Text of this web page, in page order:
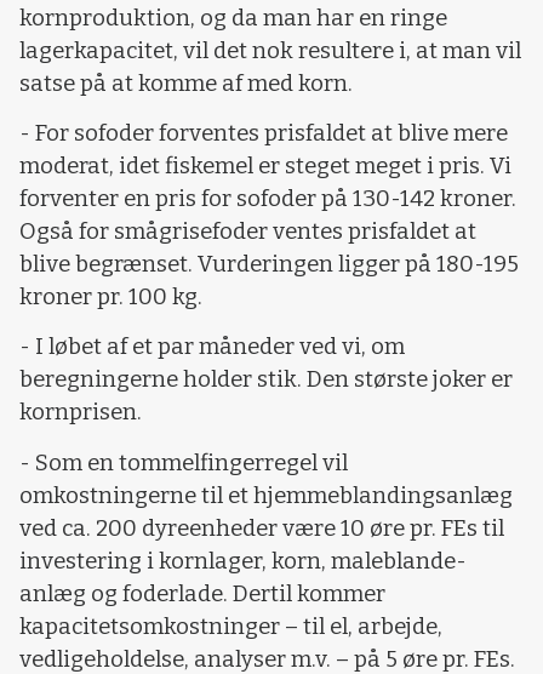
kornproduktion, og da man har en ringe
lagerkapacitet, vil det nok resultere i, at man vil
satse på at komme af med korn.
- For sofoder forventes prisfaldet at blive mere
moderat, idet fiskemel er steget meget i pris. Vi
forventer en pris for sofoder på 130-142 kroner.
Også for smågrisefoder ventes prisfaldet at
blive begrænset. Vurderingen ligger på 180-195
kroner pr. 100 kg.
- I løbet af et par måneder ved vi, om
beregningerne holder stik. Den største joker er
kornprisen.
- Som en tommelfingerregel vil
omkostningerne til et hjemmeblandingsanlæg
ved ca. 200 dyreenheder være 10 øre pr. FEs til
investering i kornlager, korn, maleblande-
anlæg og foderlade. Dertil kommer
kapacitetsomkostninger – til el, arbejde,
vedligeholdelse, analyser m.v. – på 5 øre pr. FEs.